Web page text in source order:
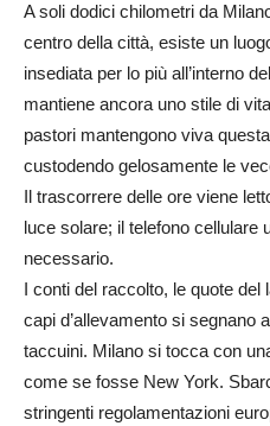
A soli dodici chilometri da
centro della città, esiste un
insediata per lo più all’interno
mantiene ancora uno stile di
pastori mantengono viva
custodendo gelosamente le
Il trascorrere delle ore viene
luce solare; il telefono cellulare
necessario.
I conti del raccolto, le quote del
capi d’allevamento si segnano
taccuini. Milano si tocca con
come se fosse New York.
stringenti regolamentazioni